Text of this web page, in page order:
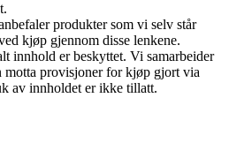
produkter som vi selv står
kjøp gjennom disse lenkene.
innhold er beskyttet. Vi samarbeider
motta provisjoner for kjøp gjort via
av innholdet er ikke tillatt.